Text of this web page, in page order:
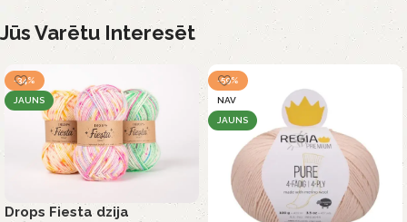
Jūs Varētu Interesēt
-34%
JAUNS
Drops Fiesta dzija
-59%
NAV
JAUNS